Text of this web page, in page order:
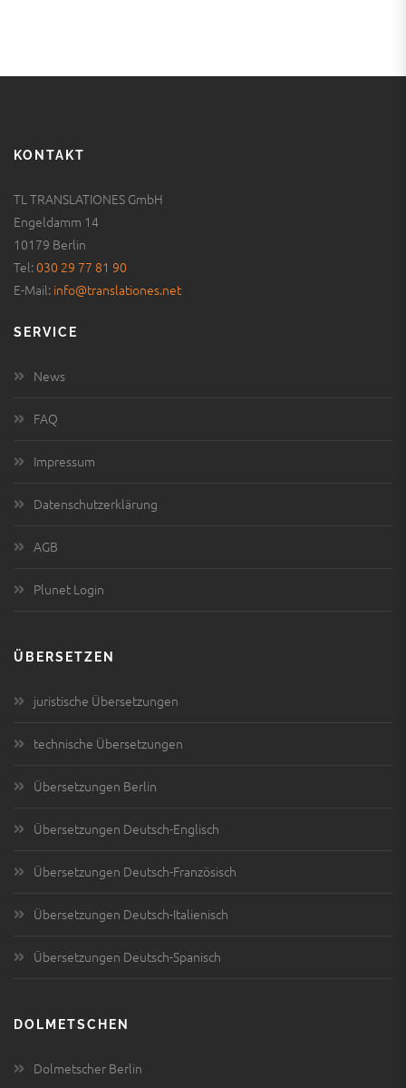
KONTAKT
TL TRANSLATIONES GmbH
Engeldamm 14
10179 Berlin
Tel:030 29 77 81 90
E-Mail: info@translationes.net
SERVICE
News
FAQ
Impressum
Datenschutzerklärung
AGB
Plunet Login
ÜBERSETZEN
juristische Übersetzungen
technische Übersetzungen
Übersetzungen Berlin
Übersetzungen Deutsch-Englisch
Übersetzungen Deutsch-Französisch
Übersetzungen Deutsch-Italienisch
Übersetzungen Deutsch-Spanisch
DOLMETSCHEN
Dolmetscher Berlin